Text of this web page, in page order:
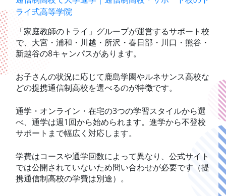
ライ式高等学院
「家庭教師のトライ」グループが運営するサポート校
で、大宮・浦和・川越・所沢・春日部・川口・熊谷・
新越谷の8キャンパスがあります。
お子さんの状況に応じて鹿島学園やルネサンス高校な
どの提携通信制高校を選べるのが特徴です。
通学・オンライン・在宅の3つの学習スタイルから選
べ、通学は週1回から始められます。進学から不登校
サポートまで幅広く対応します。
学費はコースや通学回数によって異なり、公式サイト
では公開されていないため問い合わせが必要です（提
携通信制高校の学費は別途）。